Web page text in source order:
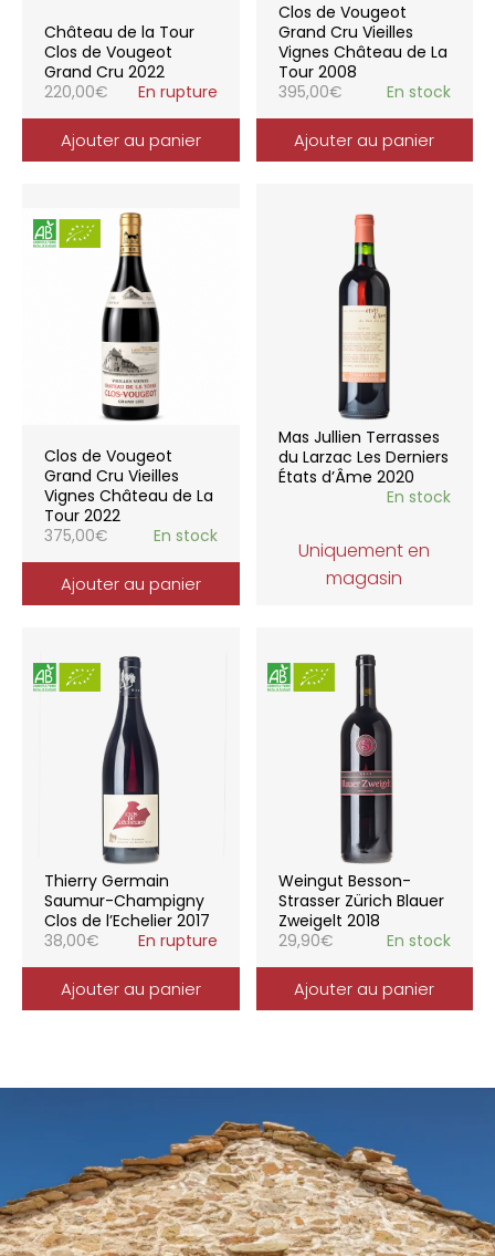
Château de la Tour
Clos de Vougeot
Grand Cru 2022
220,00€ En rupture
Ajouter au panier
Clos de Vougeot
Grand Cru Vieilles
Vignes Château de La
Tour 2008
395,00€ En stock
Ajouter au panier
Clos de Vougeot
Grand Cru Vieilles
Vignes Château de La
Tour 2022
375,00€ En stock
Ajouter au panier
Mas Jullien Terrasses
du Larzac Les Derniers
États d’Âme 2020
En stock
Uniquement en
magasin
Thierry Germain
Saumur-Champigny
Clos de l’Echelier 2017
38,00€ En rupture
Ajouter au panier
Weingut Besson-
Strasser Zürich Blauer
Zweigelt 2018
29,90€ En stock
Ajouter au panier